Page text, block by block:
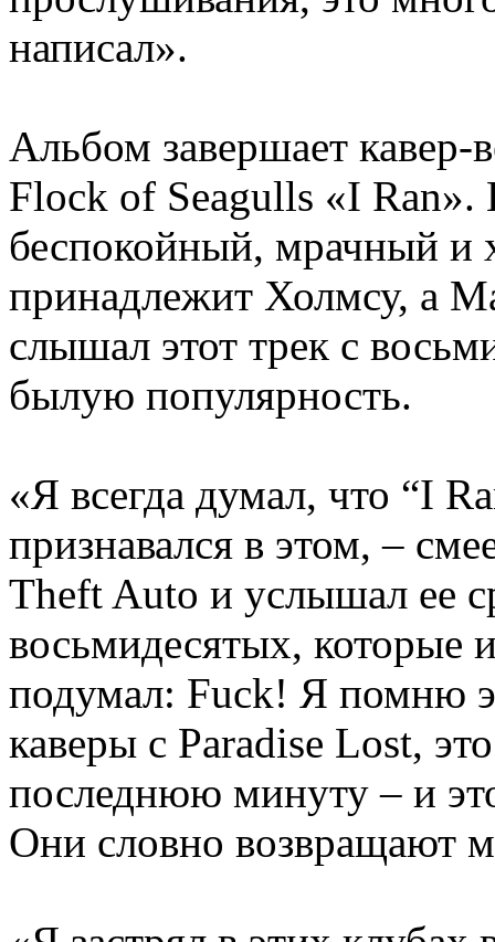
написал».
Альбом завершает кавер-
Flock of Seagulls «I Ran».
беспокойный, мрачный и
принадлежит Холмсу, а
слышал этот трек с
былую популярность.
«Я всегда думал, что “I
признавался в этом, –
Theft Auto и услышал ее
восьмидесятых, которые
подумал: Fuck! Я помню
каверы с Paradise Lost,
последнюю минуту – и
Они словно